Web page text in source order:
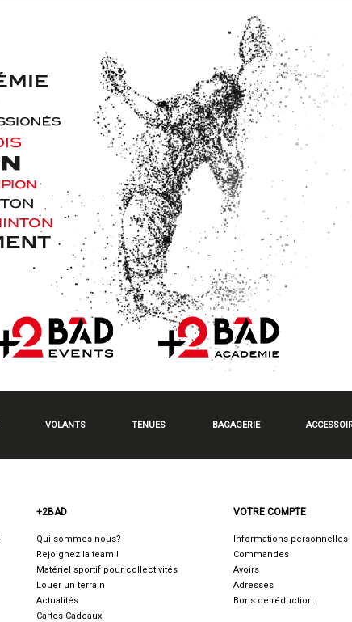
VOLANTS TENUES BAGAGERIE
+2BAD
Qui sommes-nous?
Rejoignez la team !
Matériel sportif pour collectivités
Louer un terrain
Actualités
Cartes Cadeaux
VOTRE COMPTE
Informations personnelles
Commandes
Avoirs
Adresses
Bons de réduction